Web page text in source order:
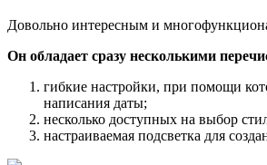
Довольно интересным и
Он обладает сразу несколькими
гибкие настройки, при помощи
написания даты;
несколько доступных на выбор
настраиваемая подсветка для